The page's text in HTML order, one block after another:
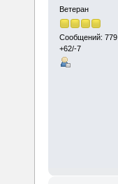
Ветеран
Сообщений: 779
+62/-7